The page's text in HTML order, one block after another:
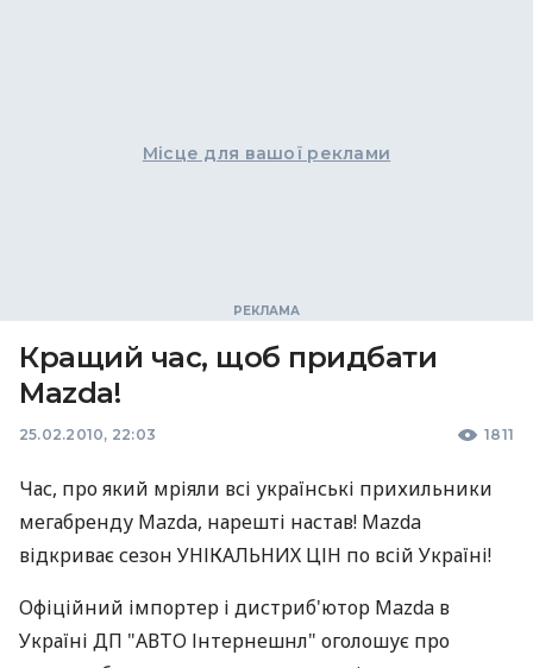
Місце для вашої реклами
Кращий час, щоб придбати
Mazda!
25.02.2010, 22:03 1811
Час, про який мріяли всі українські прихильники
мегабренду Mazda, нарешті настав! Mazda
відкриває сезон УНІКАЛЬНИХ ЦІН по всій Україні!
Офіційний імпортер і дистриб'ютор Mazda в
Україні ДП "АВТО Інтернешнл" оголошує про